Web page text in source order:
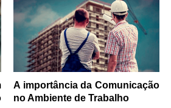
A importância da Comunicação
no Ambiente de Trabalho